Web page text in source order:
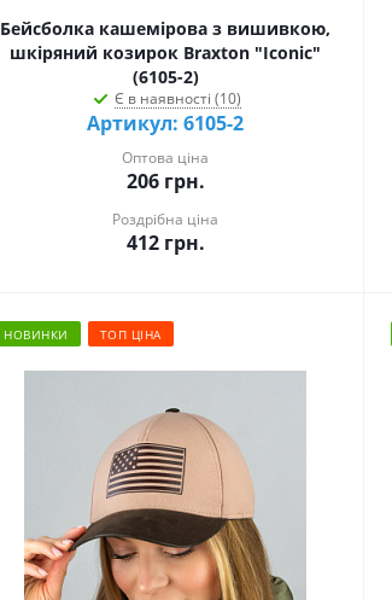
Бейсболка кашемірова з вишивкою,
шкіряний козирок Braxton "Iconic"
(6105-2)
Є в наявності (10)
Артикул: 6105-2
Оптова ціна
206грн.
Роздрібна ціна
412грн.
НОВИНКИ ТОП ЦІНА